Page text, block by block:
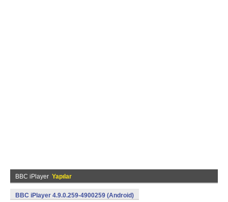
BBC iPlayer Yapılar
BBC iPlayer 4.9.0.259-4900259 (Android)